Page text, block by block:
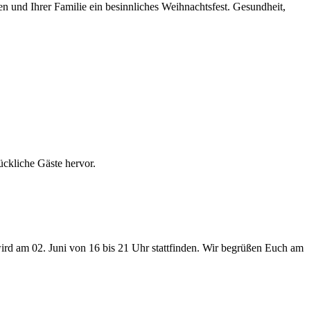
und Ihrer Familie ein besinnliches Weihnachtsfest. Gesundheit,
Gäste hervor.
am 02. Juni von 16 bis 21 Uhr stattfinden. Wir begrüßen Euch am